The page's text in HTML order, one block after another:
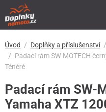
Úvod Doplňky a příslušenství
Padací rám SW-MOTECH
Ténéré
Padací rám SW-
Yamaha XTZ